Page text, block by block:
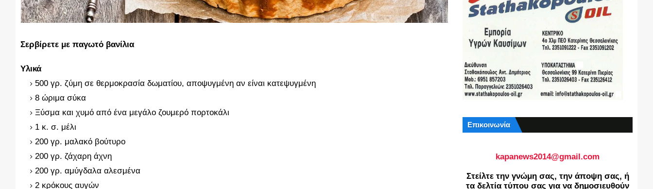
Σερβίρετε με παγωτό βανίλια
Υλικά
500 γρ. ζύμη σε θερμοκρασία δωματίου, αποψυγμένη αν είναι κατεψυγμένη
8 ώριμα σύκα
Ξύσμα και χυμό από ένα μεγάλο ζουμερό πορτοκάλι
1 κ. σ. μέλι
200 γρ. μαλακό βούτυρο
200 γρ. ζάχαρη άχνη
200 γρ. αμύγδαλα αλεσμένα
2 κρόκους αυγών
Επικοινωνία
kapanews2014@gmail.com
Στείλτε την γνώμη σας, την άποψη σας, ή
τα δελτία τύπου σας για να δημοσιευθούν